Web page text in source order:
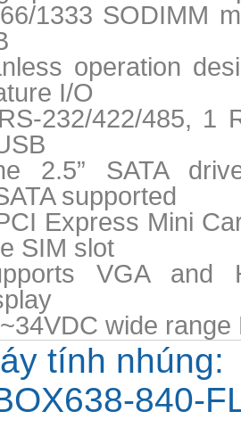
1333 SODIMM
operation
I/O
232/422/485, 1
2.5” SATA
supported
Express Mini
SIM slot
VGA and
wide range
tính nhúng:
840-